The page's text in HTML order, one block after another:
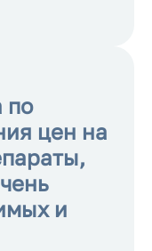
по
цен на
и